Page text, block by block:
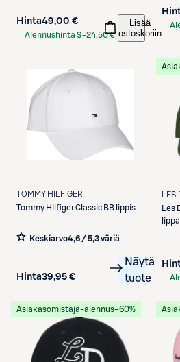
Hinta49,00 €
Alennushinta S-24,50 €
Lisää
ostoskoriin
TOMMY HILFIGER
Tommy HilfigerClassic BB lippis
Keskiarvo4,6 / 5,3 väriä
Hinta39,95 €
Näytä
tuote
LES
Les
Asiakasomistaja-alennus−60%